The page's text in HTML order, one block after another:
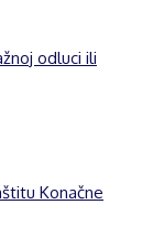
odluci ili
Konačne